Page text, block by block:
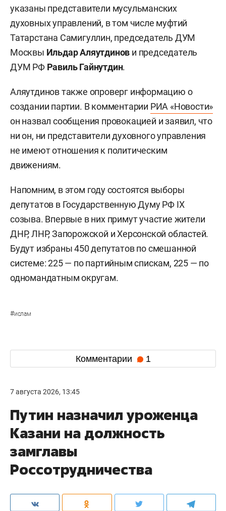
указаны представители мусульманских
духовных управлений, в том числе муфтий
Татарстана Самигуллин, председатель ДУМ
Москвы Ильдар Аляутдинов и председатель
ДУМ РФ Равиль Гайнутдин.
Аляутдинов также опроверг информацию о
создании партии. В комментарии РИА «Новости»
он назвал сообщения провокацией и заявил, что
ни он, ни представители духовного управления
не имеют отношения к политическим
движениям.
Напомним, в этом году состоятся выборы
депутатов в Государственную Думу РФ IX
созыва. Впервые в них примут участие жители
ДНР, ЛНР, Запорожской и Херсонской областей.
Будут избраны 450 депутатов по смешанной
системе: 225 — по партийным спискам, 225 — по
одномандатным округам.
#ислам
Комментарии 1
7 августа 2026, 13:45
Путин назначил уроженца
Казани на должность
замглавы
Россотрудничества